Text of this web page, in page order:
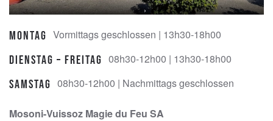
Montag Vormittags geschlossen | 13h30-18h00
Dienstag – Freitag 08h30-12h00 | 13h30-18h00
Samstag 08h30-12h00 | Nachmittags geschlossen
Mosoni-Vuissoz Magie du Feu SA